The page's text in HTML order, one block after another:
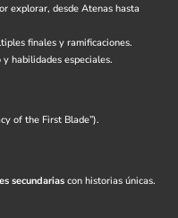
explorar, desde Atenas hasta
finales y ramificaciones.
habilidades especiales.
of the First Blade”).
secundariascon historias únicas.